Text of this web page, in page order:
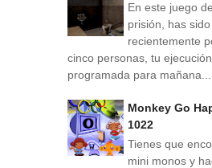
En este juego
prisión, has
recientemente
cinco personas, tu
programada para mañana...
Monkey Go
1022
Tienes que
mini monos y